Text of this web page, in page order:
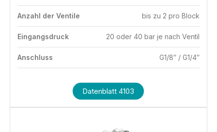
Anzahl der Ventile bis zu 2 pro Block
Eingangsdruck 20 oder 40 bar je nach Ventil
Anschluss G1/8″ / G1/4″
Datenblatt 4103